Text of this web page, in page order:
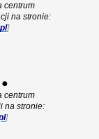
centrum
na stronie:
]
●
centrum
na stronie:
]